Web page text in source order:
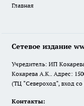
Главная
Сетевое издание
Учредитель: ИП
Кокарева А.К.. Адрес:
(ТЦ "Североход", вход
Контакты: